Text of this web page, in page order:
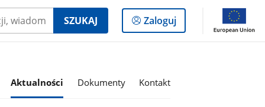
SZUKAJ
Logowanie
do
Zaloguj
Aktualności Dokumenty Kontakt